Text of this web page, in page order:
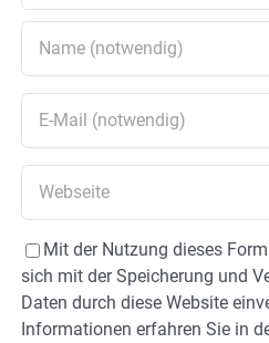
Mit der Nutzung dieses
sich mit der Speicherung und
Daten durch diese Website
Informationen erfahren Sie in